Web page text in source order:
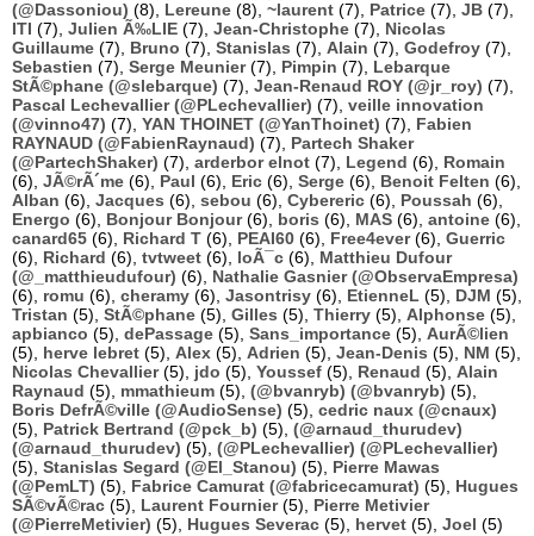
(@Dassoniou) (8), Lereune (8), ~laurent (7), Patrice (7), JB (7),
ITI (7), Julien Ã‰LIE (7), Jean-Christophe (7), Nicolas
Guillaume (7), Bruno (7), Stanislas (7), Alain (7), Godefroy (7),
Sebastien (7), Serge Meunier(7), Pimpin (7), Lebarque
StÃ©phane (@slebarque) (7), Jean-Renaud ROY (@jr_roy) (7),
Pascal Lechevallier (@PLechevallier) (7), veille innovation
(@vinno47) (7), YAN THOINET (@YanThoinet) (7), Fabien
RAYNAUD (@FabienRaynaud) (7), Partech Shaker
(@PartechShaker) (7), arderbor elnot (7), Legend (6), Romain
(6), JÃ©rÃ´me (6), Paul (6), Eric (6), Serge (6), Benoit Felten (6),
Alban (6), Jacques (6), sebou (6), Cybereric (6), Poussah (6),
Energo (6), Bonjour Bonjour(6), boris (6), MAS (6), antoine (6),
canard65 (6), Richard T (6), PEAI60 (6), Free4ever(6), Guerric
(6), Richard (6), tvtweet (6), loÃ¯c (6), Matthieu Dufour
(@_matthieudufour) (6), Nathalie Gasnier (@ObservaEmpresa)
(6), romu (6), cheramy (6), Jasontrisy (6), EtienneL (5), DJM (5),
Tristan (5), StÃ©phane (5), Gilles (5), Thierry (5), Alphonse (5),
apbianco (5), dePassage (5), Sans_importance (5), AurÃ©lien
(5), herve lebret (5), Alex (5), Adrien (5), Jean-Denis (5), NM (5),
Nicolas Chevallier(5), jdo (5), Youssef (5), Renaud (5), Alain
Raynaud (5), mmathieum (5), (@bvanryb) (@bvanryb) (5),
Boris DefrÃ©ville (@AudioSense) (5), cedric naux (@cnaux)
(5), Patrick Bertrand (@pck_b) (5), (@arnaud_thurudev)
(@arnaud_thurudev) (5), (@PLechevallier) (@PLechevallier)
(5), Stanislas Segard (@El_Stanou) (5), Pierre Mawas
(@PemLT) (5), Fabrice Camurat (@fabricecamurat) (5), Hugues
SÃ©vÃ©rac (5), Laurent Fournier(5), Pierre Metivier
(@PierreMetivier) (5), Hugues Severac (5), hervet (5), Joel (5)